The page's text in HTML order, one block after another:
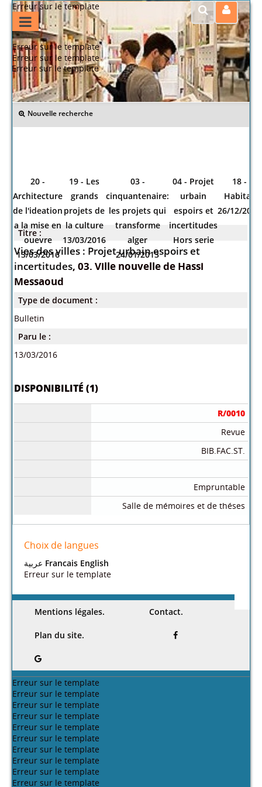
Erreur sur le template
Erreur sur le template
Erreur sur le template
Erreur sur le template
>> Retour
Nouvelle recherche
20 -
Architecture
de l'ideation
a la mise en
ouevre
13/03/2016
19 - Les
grands
projets de
la culture
13/03/2016
03 -
cinquantenaire:
les projets qui
transforme
alger
24/01/2013
04 - Projet
urbain
espoirs et
incertitudes
Hors serie
18 -
Habitat
26/12/2013
Titre :
Vies des villes : Projet urbain espoirs et
incertitudes, 03. Ville nouvelle de Hassi
Messaoud
Type de document :
Bulletin
Paru le :
13/03/2016
DISPONIBILITÉ (1)
R/0010
Revue
BIB.FAC.ST.
Empruntable
Salle de mémoires et de théses
Choix de langues
عربية Francais English
Erreur sur le template
Mentions légales. Contact.
Plan du site.
Erreur sur le template
Erreur sur le template
Erreur sur le template
Erreur sur le template
Erreur sur le template
Erreur sur le template
Erreur sur le template
Erreur sur le template
Erreur sur le template
Erreur sur le template